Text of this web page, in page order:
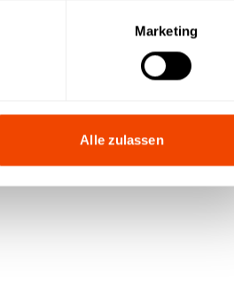
Marketing
Alle zulassen